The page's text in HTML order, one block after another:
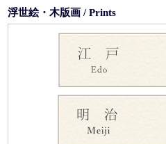
浮世絵・木版画 / Prints